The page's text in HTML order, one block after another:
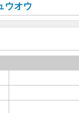
ウオウ